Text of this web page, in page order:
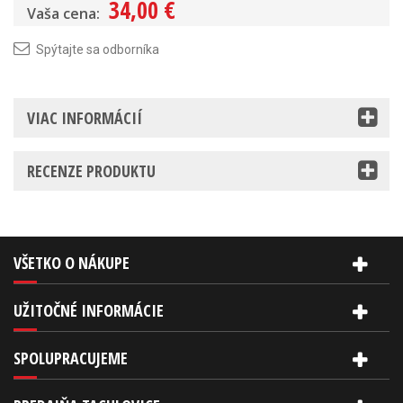
Vaša cena: 34,00 €
Spýtajte sa odborníka
VIAC INFORMÁCIÍ
RECENZE PRODUKTU
VŠETKO O NÁKUPE
UŽITOČNÉ INFORMÁCIE
SPOLUPRACUJEME